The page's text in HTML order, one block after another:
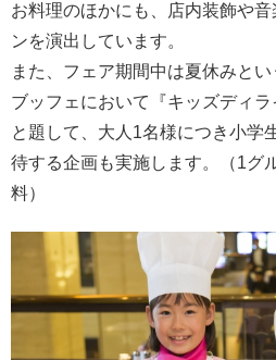
お料理のほかにも、店内装飾や
ンを演出しています。
また、フェア期間中は夏休みと
ブッフェにおいて『キッズディラ
と題して、大人1名様につき小学
待する企画も実施します。（1グ
料）